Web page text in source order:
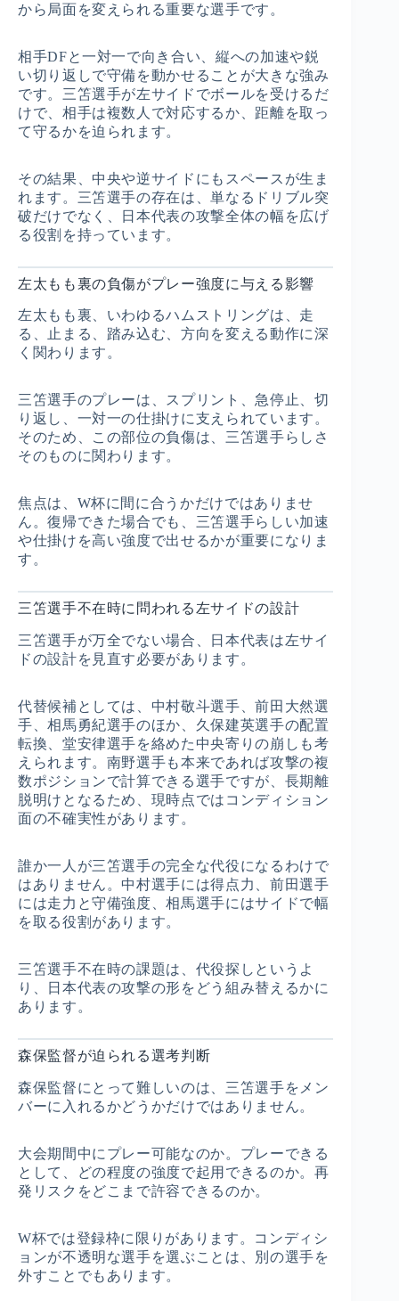
から局面を変えられる重要な選手です。
相手DFと一対一で向き合い、縦への加速や鋭
い切り返しで守備を動かせることが大きな強み
です。三笘選手が左サイドでボールを受けるだ
けで、相手は複数人で対応するか、距離を取っ
て守るかを迫られます。
その結果、中央や逆サイドにもスペースが生ま
れます。三笘選手の存在は、単なるドリブル突
破だけでなく、日本代表の攻撃全体の幅を広げ
る役割を持っています。
左太もも裏の負傷がプレー強度に与える影響
左太もも裏、いわゆるハムストリングは、走
る、止まる、踏み込む、方向を変える動作に深
く関わります。
三笘選手のプレーは、スプリント、急停止、切
り返し、一対一の仕掛けに支えられています。
そのため、この部位の負傷は、三笘選手らしさ
そのものに関わります。
焦点は、W杯に間に合うかだけではありませ
ん。復帰できた場合でも、三笘選手らしい加速
や仕掛けを高い強度で出せるかが重要になりま
す。
三笘選手不在時に問われる左サイドの設計
三笘選手が万全でない場合、日本代表は左サイ
ドの設計を見直す必要があります。
代替候補としては、中村敬斗選手、前田大然選
手、相馬勇紀選手のほか、久保建英選手の配置
転換、堂安律選手を絡めた中央寄りの崩しも考
えられます。南野選手も本来であれば攻撃の複
数ポジションで計算できる選手ですが、長期離
脱明けとなるため、現時点ではコンディション
面の不確実性があります。
誰か一人が三笘選手の完全な代役になるわけで
はありません。中村選手には得点力、前田選手
には走力と守備強度、相馬選手にはサイドで幅
を取る役割があります。
三笘選手不在時の課題は、代役探しというよ
り、日本代表の攻撃の形をどう組み替えるかに
あります。
森保監督が迫られる選考判断
森保監督にとって難しいのは、三笘選手をメン
バーに入れるかどうかだけではありません。
大会期間中にプレー可能なのか。プレーできる
として、どの程度の強度で起用できるのか。再
発リスクをどこまで許容できるのか。
W杯では登録枠に限りがあります。コンディシ
ョンが不透明な選手を選ぶことは、別の選手を
外すことでもあります。